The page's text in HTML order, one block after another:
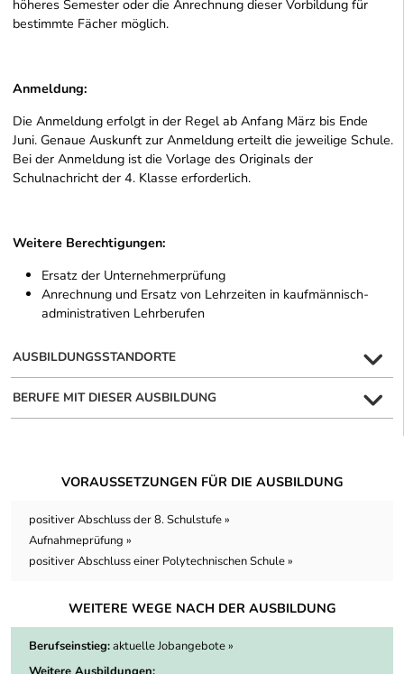
höheres Semester oder die Anrechnung dieser Vorbildung für
bestimmte Fächer möglich.
Anmeldung:
Die Anmeldung erfolgt in der Regel ab Anfang März bis Ende
Juni. Genaue Auskunft zur Anmeldung erteilt die jeweilige Schule.
Bei der Anmeldung ist die Vorlage des Originals der
Schulnachricht der 4. Klasse erforderlich.
Weitere Berechtigungen:
Ersatz der Unternehmerprüfung
Anrechnung und Ersatz von Lehrzeiten in kaufmännisch-
administrativen Lehrberufen
AUSBILDUNGSSTANDORTE
BERUFE MIT DIESER AUSBILDUNG
VORAUSSETZUNGEN FÜR DIE AUSBILDUNG
positiver Abschluss der 8. Schulstufe »
Aufnahmeprüfung »
positiver Abschluss einer Polytechnischen Schule »
WEITERE WEGE NACH DER AUSBILDUNG
Berufseinstieg:aktuelle Jobangebote »